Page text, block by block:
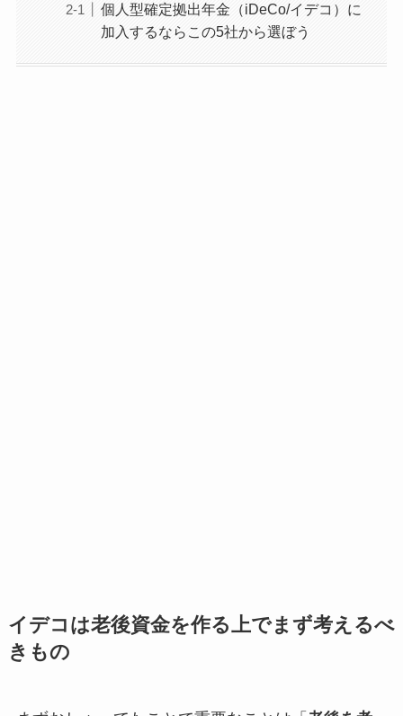
個人型確定拠出年金（iDeCo/イデコ）に
加入するならこの5社から選ぼう
イデコは老後資金を作る上でまず考えるべ
きもの